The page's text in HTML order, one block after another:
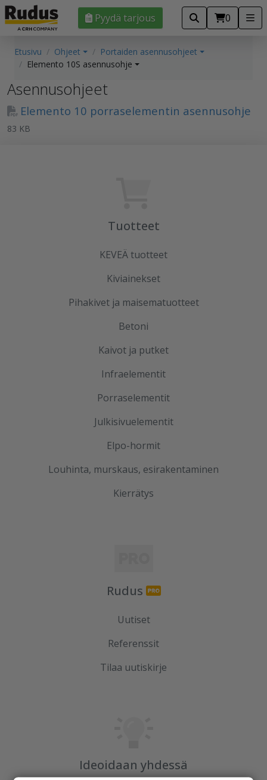
Pyydä tarjous 0
Etusivu Ohjeet
Portaiden asennusohjeet
Elemento 10S asennusohje
Asennusohjeet
Elemento 10 porraselementin asennusohje
83 KB
Tuotteet
KEVEÄ tuotteet
Kiviainekset
Pihakivet ja maisematuotteet
Betoni
Kaivot ja putket
Infraelementit
Porraselementit
Julkisivuelementit
Elpo-hormit
Louhinta, murskaus, esirakentaminen
Kierrätys
Rudus
Uutiset
Referenssit
Tilaa uutiskirje
Ideoidaan yhdessä